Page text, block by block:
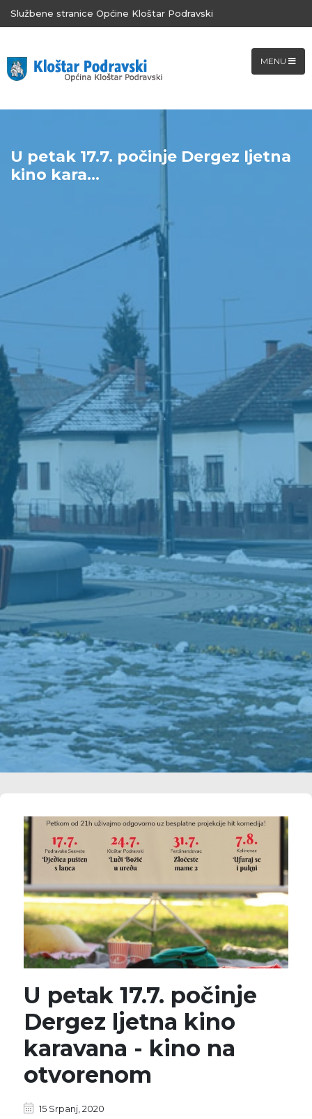
Službene stranice Općine Kloštar Podravski
MENU
U petak 17.7. počinje Dergez ljetna
kino kara...
U petak 17.7. počinje
Dergez ljetna kino
karavana - kino na
otvorenom
15 Srpanj, 2020